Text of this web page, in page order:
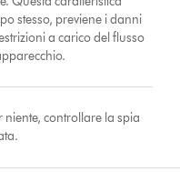
stesso, previene i danni
a carico del flusso
niente, controllare la spia